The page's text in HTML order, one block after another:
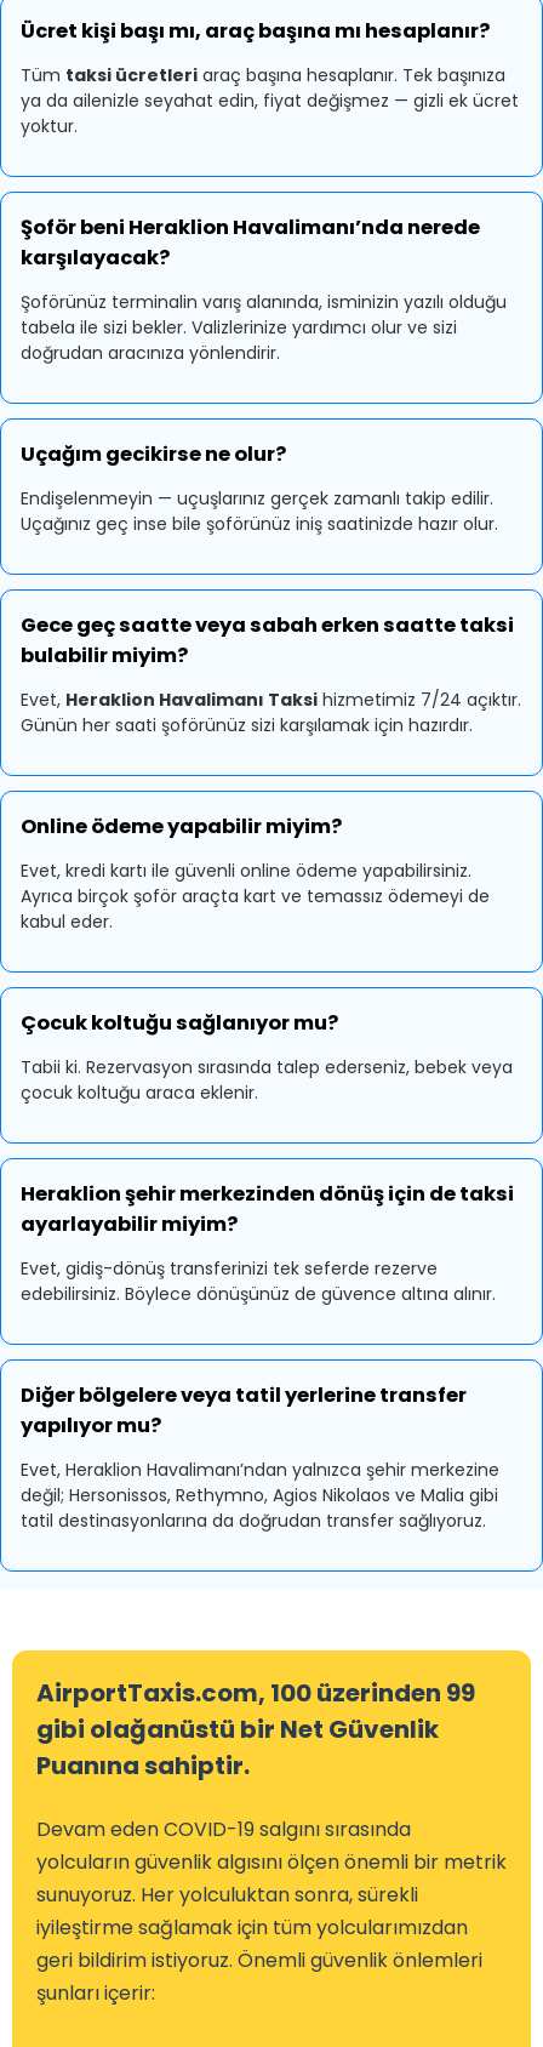
Ücret kişi başı mı, araç başına mı hesaplanır?
Tüm taksi ücretleri araç başına hesaplanır. Tek başınıza
ya da ailenizle seyahat edin, fiyat değişmez — gizli ek ücret
yoktur.
Şoför beni Heraklion Havalimanı’nda nerede
karşılayacak?
Şoförünüz terminalin varış alanında, isminizin yazılı olduğu
tabela ile sizi bekler. Valizlerinize yardımcı olur ve sizi
doğrudan aracınıza yönlendirir.
Uçağım gecikirse ne olur?
Endişelenmeyin — uçuşlarınız gerçek zamanlı takip edilir.
Uçağınız geç inse bile şoförünüz iniş saatinizde hazır olur.
Gece geç saatte veya sabah erken saatte taksi
bulabilir miyim?
Evet, Heraklion Havalimanı Taksi hizmetimiz 7/24 açıktır.
Günün her saati şoförünüz sizi karşılamak için hazırdır.
Online ödeme yapabilir miyim?
Evet, kredi kartı ile güvenli online ödeme yapabilirsiniz.
Ayrıca birçok şoför araçta kart ve temassız ödemeyi de
kabul eder.
Çocuk koltuğu sağlanıyor mu?
Tabii ki. Rezervasyon sırasında talep ederseniz, bebek veya
çocuk koltuğu araca eklenir.
Heraklion şehir merkezinden dönüş için de taksi
ayarlayabilir miyim?
Evet, gidiş-dönüş transferinizi tek seferde rezerve
edebilirsiniz. Böylece dönüşünüz de güvence altına alınır.
Diğer bölgelere veya tatil yerlerine transfer
yapılıyor mu?
Evet, Heraklion Havalimanı’ndan yalnızca şehir merkezine
değil; Hersonissos, Rethymno, Agios Nikolaos ve Malia gibi
tatil destinasyonlarına da doğrudan transfer sağlıyoruz.
AirportTaxis.com, 100 üzerinden 99
gibi olağanüstü bir Net Güvenlik
Puanına sahiptir.
Devam eden COVID-19 salgını sırasında
yolcuların güvenlik algısını ölçen önemli bir metrik
sunuyoruz. Her yolculuktan sonra, sürekli
iyileştirme sağlamak için tüm yolcularımızdan
geri bildirim istiyoruz. Önemli güvenlik önlemleri
şunları içerir: